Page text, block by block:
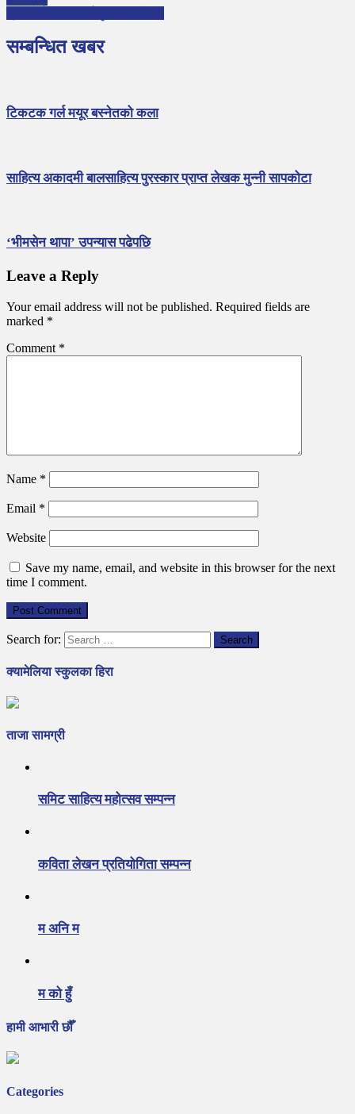
सम्बन्धित खबर
टिकटक गर्ल मयूर बस्नेतको कला
साहित्य अकादमी बालसाहित्य पुरस्कार प्राप्त लेखक मुन्नी सापकोटा
‘भीमसेन थापा’ उपन्यास पढेपछि
Leave a Reply
Your email address will not be published. Required fields are
marked *
Comment *
Name *
Email *
Website
Save my name, email, and website in this browser for the next
time I comment.
Search for:
क्यामेलिया स्कुलका हिरा
ताजा सामग्री
समिट साहित्य महोत्सव सम्पन्न
कविता लेखन प्रतियोगिता सम्पन्न
म अनि म
म को हुँ
हामी आभारी छौँ
Categories